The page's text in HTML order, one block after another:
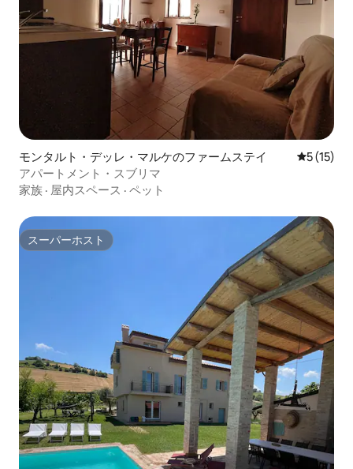
モンタルト・デッレ・マルケのファームステイ レビュー
5 (15)
アパートメント・スブリマ
家族 · 屋内スペース · ペット
スーパーホスト
スーパーホスト